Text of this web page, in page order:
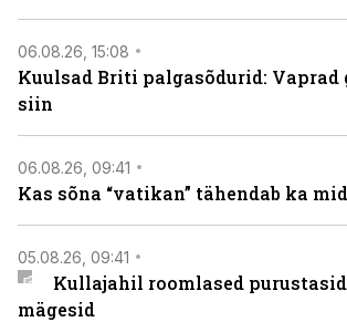
06.08.26, 15:08
Kuulsad Briti palgasõdurid: Vaprad
siin
06.08.26, 09:41
Kas sõna “vatikan” tähendab ka
05.08.26, 09:41
Kullajahil roomlased
mägesid